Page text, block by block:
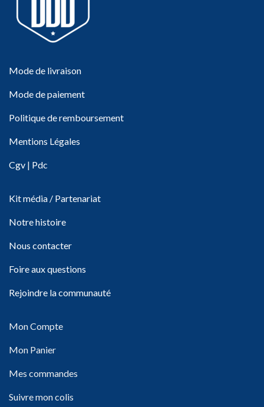
Mode de livraison
Mode de paiement
Politique de remboursement
Mentions Légales
Cgv | Pdc
Kit média / Partenariat
Notre histoire
Nous contacter
Foire aux questions
Rejoindre la communauté
Mon Compte
Mon Panier
Mes commandes
Suivre mon colis